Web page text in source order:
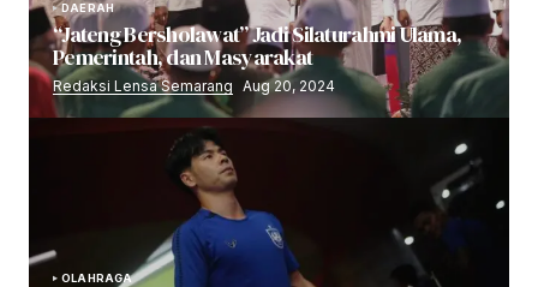
DAERAH
“Jateng Bersholawat” Jadi Silaturahmi Ulama,
Pemerintah, dan Masyarakat
Redaksi Lensa Semarang Aug 20, 2024
OLAHRAGA